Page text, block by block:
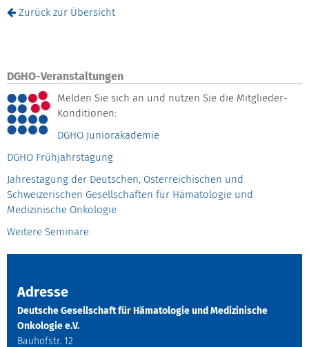
Zurück zur Übersicht
DGHO-Veranstaltungen
Melden Sie sich an und nutzen Sie die Mitglieder-
Konditionen:
DGHO Juniorakademie
DGHO Frühjahrstagung
Jahrestagung der Deutschen, Österreichischen und
Schweizerischen Gesellschaften für Hämatologie und
Medizinische Onkologie
Weitere Seminare
Adresse
Deutsche Gesellschaft für Hämatologie und Medizinische
Onkologie e.V.
Bauhofstr. 12